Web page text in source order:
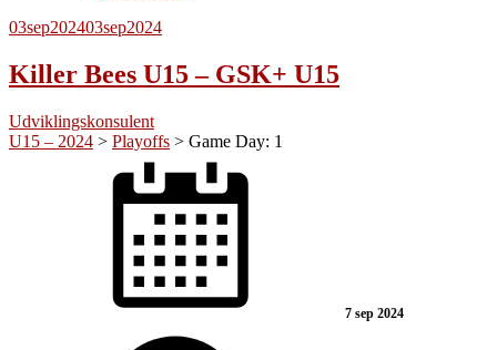
03sep202403sep2024
Killer Bees U15 – GSK+ U15
Udviklingskonsulent
U15 – 2024 > Playoffs > Game Day: 1
7 sep 2024